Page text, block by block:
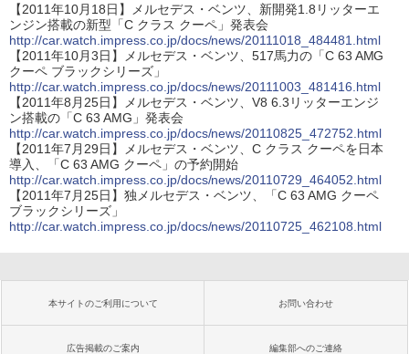
【2011年10月18日】メルセデス・ベンツ、新開発1.8リッターエ
ンジン搭載の新型「C クラス クーペ」発表会
http://car.watch.impress.co.jp/docs/news/20111018_484481.html
【2011年10月3日】メルセデス・ベンツ、517馬力の「C 63 AMG
クーペ ブラックシリーズ」
http://car.watch.impress.co.jp/docs/news/20111003_481416.html
【2011年8月25日】メルセデス・ベンツ、V8 6.3リッターエンジ
ン搭載の「C 63 AMG」発表会
http://car.watch.impress.co.jp/docs/news/20110825_472752.html
【2011年7月29日】メルセデス・ベンツ、C クラス クーペを日本
導入、「C 63 AMG クーペ」の予約開始
http://car.watch.impress.co.jp/docs/news/20110729_464052.html
【2011年7月25日】独メルセデス・ベンツ、「C 63 AMG クーペ
ブラックシリーズ」
http://car.watch.impress.co.jp/docs/news/20110725_462108.html
本サイトのご利用について お問い合わせ
広告掲載のご案内 編集部へのご連絡